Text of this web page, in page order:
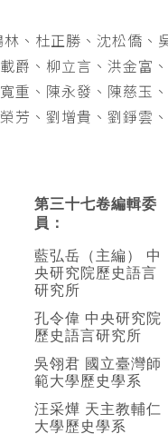
林、杜正勝、沈松僑、
爵、柳立言、洪金富
重、陳永發、陳慈玉
芳、劉增貴、劉錚雲
第三十七卷編輯委
員：
藍弘岳（主編） 中
央研究院歷史語言
研究所
孔令偉 中央研究院
歷史語言研究所
吳翎君 國立臺灣師
範大學歷史學系
汪采燁 天主教輔仁
大學歷史學系